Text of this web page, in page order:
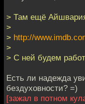
> Там ещё
>
> http://
>
> С ней будем
Есть ли надежда
бездуховности? =)
[зажал в потном